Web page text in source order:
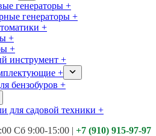
генераторы +
генераторы +
+
+
+
инструмент +
+
бензобуров +
для садовой техники +
д.113
Сб 9:00-15:00 | +7 (910) 915-97-97